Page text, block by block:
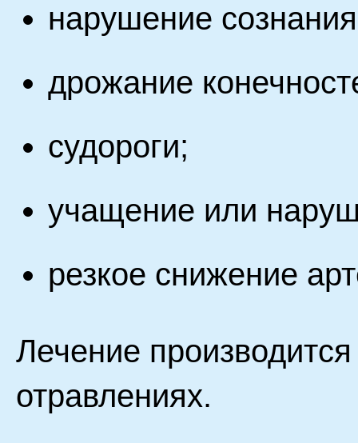
нарушение
дрожание
судороги;
учащение или
резкое снижение
Лечение
отравлениях.